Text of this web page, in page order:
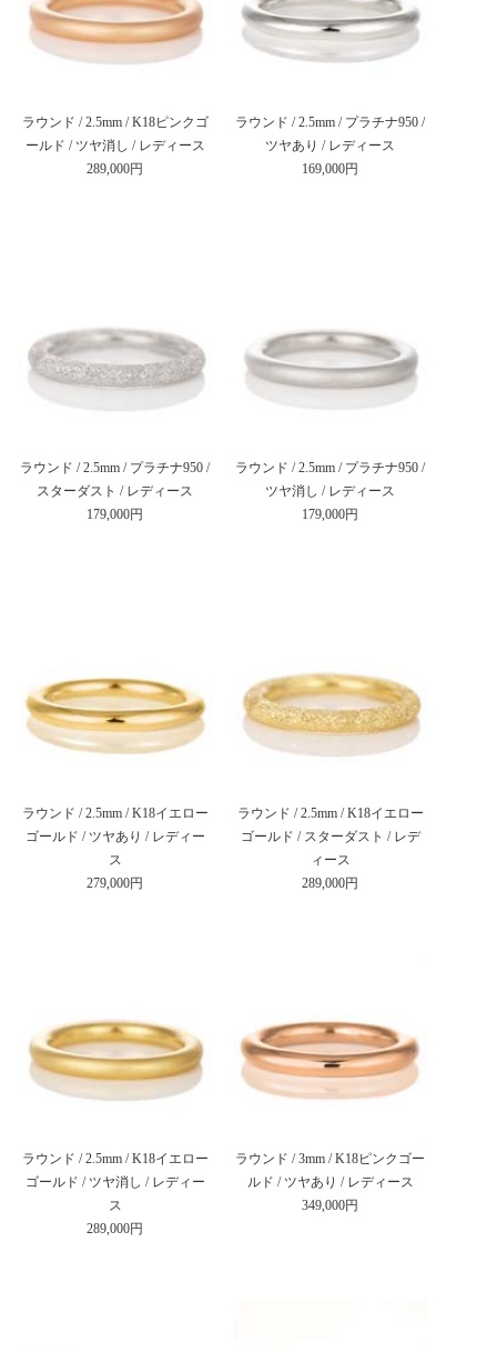
ラウンド / 2.5mm / K18ピンクゴ
ールド / ツヤ消し / レディース
289,000円
ラウンド / 2.5mm / プラチナ950 /
ツヤあり / レディース
169,000円
ラウンド / 2.5mm / プラチナ950 /
スターダスト / レディース
179,000円
ラウンド / 2.5mm / プラチナ950 /
ツヤ消し / レディース
179,000円
ラウンド / 2.5mm / K18イエロー
ゴールド / ツヤあり / レディー
ス
279,000円
ラウンド / 2.5mm / K18イエロー
ゴールド / スターダスト / レデ
ィース
289,000円
ラウンド / 2.5mm / K18イエロー
ゴールド / ツヤ消し / レディー
ス
289,000円
ラウンド / 3mm / K18ピンクゴー
ルド / ツヤあり / レディース
349,000円